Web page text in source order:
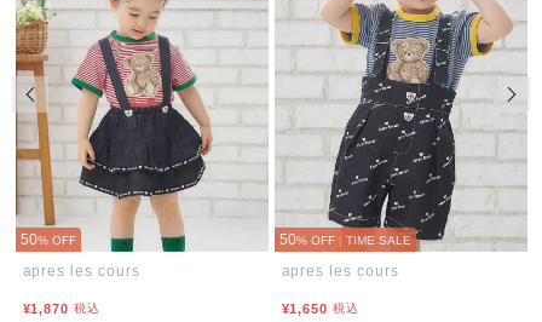
50% OFF
apres les cours
¥1,870 税込
50% OFF | TIME SALE
apres les cours
¥1,650 税込
前の画像 次